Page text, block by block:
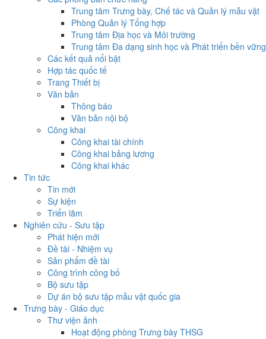
Trung tâm Trưng bày, Chế tác và Quản lý mẫu vật
Phòng Quản lý Tổng hợp
Trung tâm Địa học và Môi trường
Trung tâm Đa dạng sinh học và Phát triển bền vững
Các kết quả nổi bật
Hợp tác quốc tế
Trang Thiết bị
Văn bản
Thông báo
Văn bản nội bộ
Công khai
Công khai tài chính
Công khai bảng lương
Công khai khác
Tin tức
Tin mới
Sự kiện
Triển lãm
Nghiên cứu - Sưu tập
Phát hiện mới
Đề tài - Nhiệm vụ
Sản phẩm đề tài
Công trình công bố
Bộ sưu tập
Dự án bộ sưu tập mẫu vật quốc gia
Trưng bày - Giáo dục
Thư viện ảnh
Hoạt động phòng Trưng bày THSG